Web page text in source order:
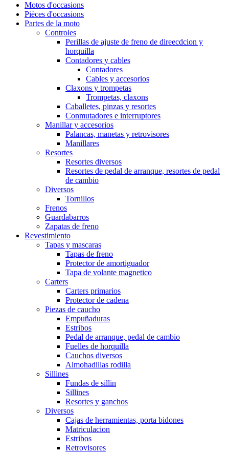
Motos d'occasions
Pièces d'occasions
Partes de la moto
Controles
Perillas de ajuste de freno de direecdcion y
horquilla
Contadores y cables
Contadores
Cables y accesorios
Claxons y trompetas
Trompetas, claxons
Caballetes, pinzas y resortes
Conmutadores e interruptores
Manillar y accesorios
Palancas, manetas y retrovisores
Manillares
Resortes
Resortes diversos
Resortes de pedal de arranque, resortes de pedal
de cambio
Diversos
Tornillos
Frenos
Guardabarros
Zapatas de freno
Revestimiento
Tapas y mascaras
Tapas de freno
Protector de amortiguador
Tapa de volante magnetico
Carters
Carters primarios
Protector de cadena
Piezas de caucho
Empuñaduras
Estribos
Pedal de arranque, pedal de cambio
Fuelles de horquilla
Cauchos diversos
Almohadillas rodilla
Sillines
Fundas de sillin
Sillines
Resortes y ganchos
Diversos
Cajas de herramientas, porta bidones
Matriculacion
Estribos
Retrovisores